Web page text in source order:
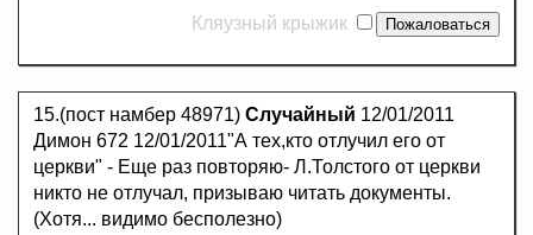
Кляузный крыжик
15.(пост намбер 48971) Случайный 12/01/2011
Димон 672 12/01/2011"А тех,кто отлучил его от
церкви" - Еще раз повторяю- Л.Толстого от церкви
никто не отлучал, призываю читать документы.
(Хотя... видимо бесполезно)